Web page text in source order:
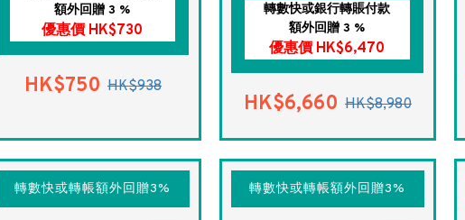
額外回贈 3 %
優惠價 HK$730
HK$750 HK$938
轉數快或銀行轉賬付款
額外回贈 3 %
優惠價 HK$6,470
HK$6,660 HK$8,980
轉數快或轉帳額外回贈3% 轉數快或轉帳額外回贈3%